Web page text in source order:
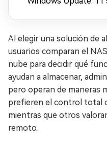
Al elegir una solución de
usuarios comparan el
nube para decidir qué
ayudan a almacenar,
pero operan de maneras
prefieren el control total
mientras que otros
remoto.